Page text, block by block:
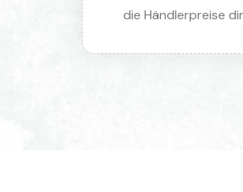
die Händlerpreise